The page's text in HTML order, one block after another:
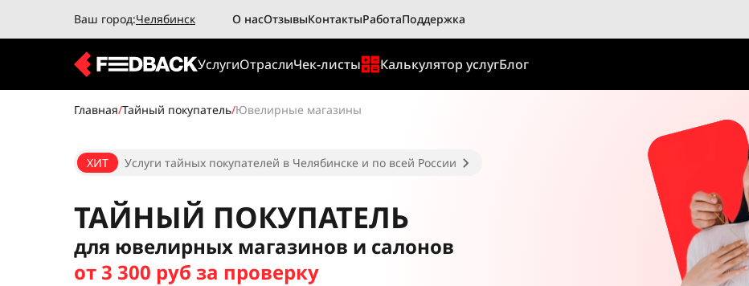
Ваш город:Челябинск О насОтзывыКонтактыРаботаПоддержка
УслугиОтраслиЧек-листы Калькулятор услугБлог
Главная/Тайный покупатель/Ювелирные магазины
ХИТ Услуги тайных покупателей в Челябинске и по всей России
ТАЙНЫЙ ПОКУПАТЕЛЬ
для ювелирных магазинов и салонов
от 3 300 руб за проверку